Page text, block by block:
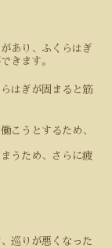
あり、ふくらはぎ
きます。
はぎが固まると筋
こうとするため、
うため、さらに疲
巡りが悪くなった